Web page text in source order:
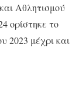
Αθλητισμού
ορίστηκε το
2023 μέχρι και